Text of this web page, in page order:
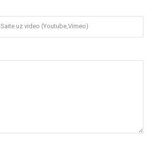
Saite uz video (Youtube,Vimeo)